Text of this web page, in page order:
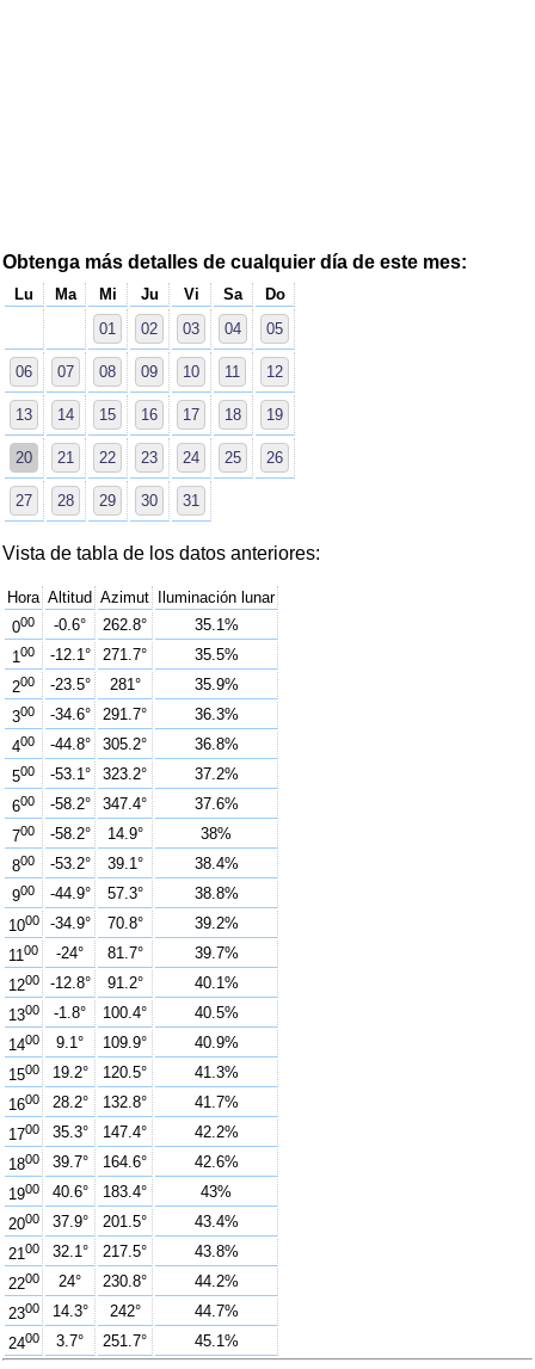
Obtenga más detalles de cualquier día de este mes:
Lu Ma Mi Ju Vi Sa
Do
01
02 03 04 05
06 07 08 09 10 11 12
13 14 15 16 17 18 19
20 21 22 23 24 25 26
27 28 29 30 31
Vista de tabla de los datos anteriores:
Hora Altitud Azimut
Iluminación lunar
000 -0.6° 262.8°
35.1%
100 -12.1° 271.7°
35.5%
200 -23.5° 281°
35.9%
300 -34.6° 291.7°
36.3%
400 -44.8° 305.2°
36.8%
500 -53.1° 323.2°
37.2%
600 -58.2° 347.4°
37.6%
700 -58.2° 14.9°
38%
800 -53.2° 39.1°
38.4%
900 -44.9° 57.3°
38.8%
1000 -34.9° 70.8°
39.2%
1100 -24° 81.7°
39.7%
1200 -12.8° 91.2°
40.1%
1300 -1.8° 100.4°
40.5%
1400 9.1° 109.9°
40.9%
1500 19.2° 120.5°
41.3%
1600 28.2° 132.8°
41.7%
1700 35.3° 147.4°
42.2%
1800 39.7° 164.6°
42.6%
1900 40.6° 183.4°
43%
2000 37.9° 201.5°
43.4%
2100 32.1° 217.5°
43.8%
2200 24° 230.8°
44.2%
2300 14.3° 242°
44.7%
2400 3.7° 251.7° 45.1%